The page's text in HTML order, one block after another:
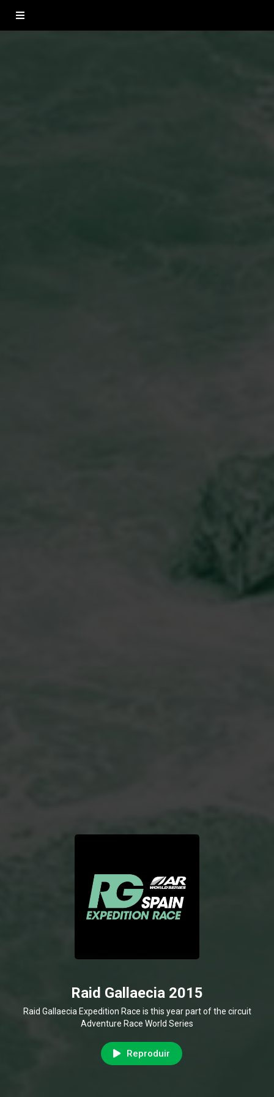
Raid Gallaecia 2015
Raid Gallaecia Expedition Race is this year part of the circuit
Adventure Race World Series
Reproduir